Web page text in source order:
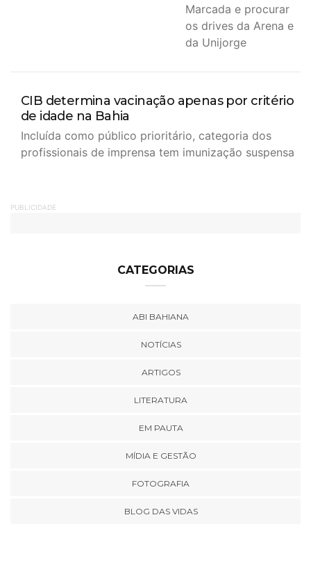
Marcada e procurar
os drives da Arena e
da Unijorge
CIB determina vacinação apenas por critério
de idade na Bahia
Incluída como público prioritário, categoria dos
profissionais de imprensa tem imunização suspensa
PUBLICIDADE
CATEGORIAS
ABI BAHIANA
NOTÍCIAS
ARTIGOS
LITERATURA
EM PAUTA
MÍDIA E GESTÃO
FOTOGRAFIA
BLOG DAS VIDAS